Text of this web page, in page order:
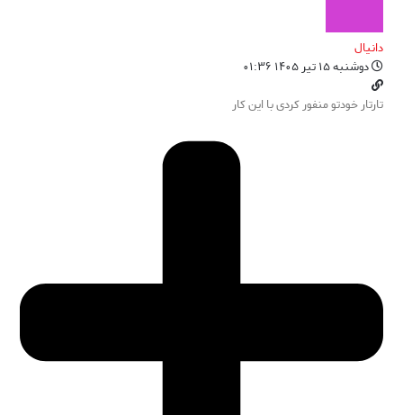
دانیال
دوشنبه ۱۵ تیر ۱۴۰۵ ۰۱:۳۶
تارتار خودتو منفور کردی با این کار